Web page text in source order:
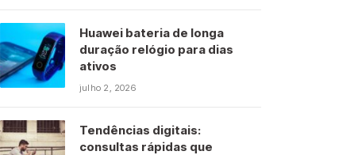
Huawei bateria de longa
duração relógio para dias
ativos
julho 2, 2026
Tendências digitais:
consultas rápidas que